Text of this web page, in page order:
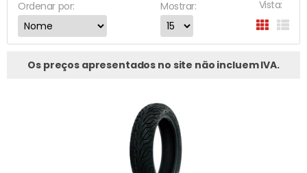
Ordenar por: Mostrar: Vista:
Os preços apresentados no site não incluem IVA.